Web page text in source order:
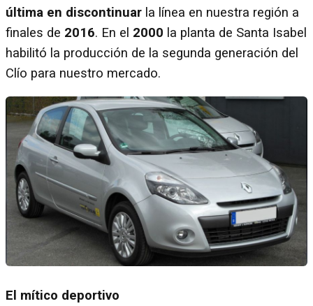
última en discontinuar la línea en nuestra región a
finales de 2016. En el 2000 la planta de Santa Isabel
habilitó la producción de la segunda generación del
Clío para nuestro mercado.
El mítico deportivo